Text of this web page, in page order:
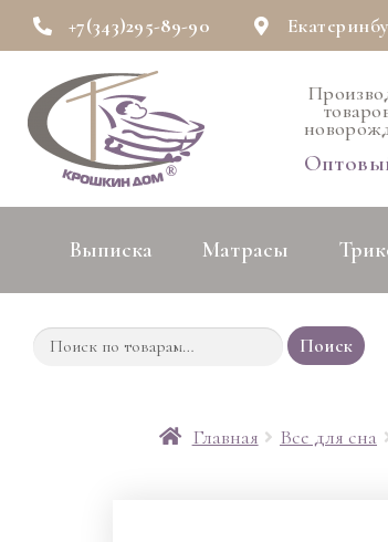
+7(343)295-89-90
Выписка Матрасы
Поиск
Главная Все для сна